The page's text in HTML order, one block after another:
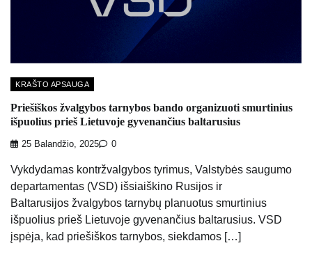
KRAŠTO APSAUGA
Priešiškos žvalgybos tarnybos bando organizuoti smurtinius
išpuolius prieš Lietuvoje gyvenančius baltarusius
25 Balandžio, 2025 0
Vykdydamas kontržvalgybos tyrimus, Valstybės saugumo
departamentas (VSD) išsiaiškino Rusijos ir
Baltarusijos žvalgybos tarnybų planuotus smurtinius
išpuolius prieš Lietuvoje gyvenančius baltarusius. VSD
įspėja, kad priešiškos tarnybos, siekdamos […]